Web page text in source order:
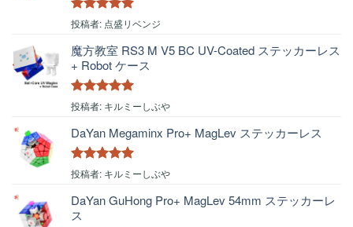
5段階中5の
投稿者: 点盛リベンジ
魔方教室 RS3 M V5 BC UV-Coated ステッカーレス
+ Robot ケース
5段階中 5 の
投稿者: キルミーしぶや
DaYan Megaminx Pro+ MagLev ステッカーレス
5段階中 5 の
投稿者: キルミーしぶや
DaYan GuHong Pro+ MagLev 54mm ステッカーレ
ス